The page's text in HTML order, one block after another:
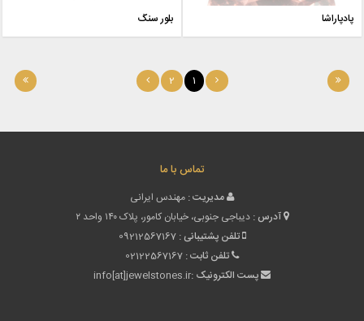
پادپاراشا بلور سنگ
1
2
تماس با ما
مدیریت : مهندس ایرانی
آدرس : دیباجی جنوبی، خیابان کامور، پلاک ۱۴۰ واحد ۲
تلفن پشتیبانی : 09212567167
تلفن ثابت : 02122567167
پست الکترونیک :info[at]jewelstones.ir